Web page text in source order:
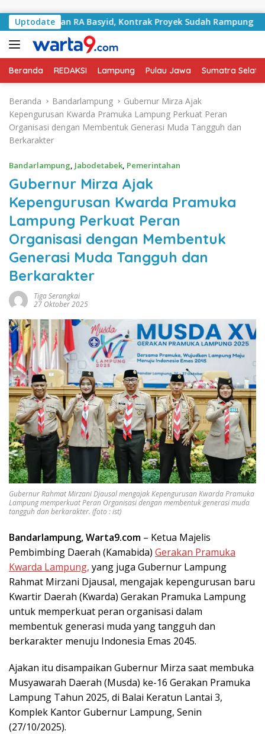
Uptodate
RA Basyid, Kontrak Proyek Sudah Rampung
Beranda REDAKSI Lampung Pulau Jawa Sumatra
Beranda Bandarlampung
Gubernur Mirza Ajak
Kepengurusan Kwarda Pramuka Lampung Perkuat Peran
Organisasi dengan Membentuk Generasi Muda Tangguh dan
Berkarakter
Bandarlampung, Jabodetabek, Pemerintahan
Gubernur Mirza Ajak
Kepengurusan Kwarda Pramuka
Lampung Perkuat Peran
Organisasi dengan Membentuk
Generasi Muda Tangguh dan
Berkarakter
Tiga Serangkai
27 Oktober 2025
Gubernur Rahmat Mirzani Djausal mengajak Kepengurusan Kwarda Pramuka
Lampung memperkuat Peran Organisasi dengan membentuk generasi muda
tangguh dan berkarakter. (foto : ist)
Bandarlampung, Warta9.com – Ketua Majelis
Pembimbing Daerah (Kamabida) Gerakan Pramuka
Kwarda Lampung, yang juga Gubernur Lampung
Rahmat Mirzani Djausal, mengajak kepengurusan baru
Kwartir Daerah (Kwarda) Gerakan Pramuka Lampung
untuk memperkuat peran organisasi dalam
membentuk generasi muda yang tangguh dan
berkarakter menuju Indonesia Emas 2045.
Ajakan itu disampaikan Gubernur Mirza saat membuka
Musyawarah Daerah (Musda) ke-16 Gerakan Pramuka
Lampung Tahun 2025, di Balai Keratun Lantai 3,
Komplek Kantor Gubernur Lampung, Senin
(27/10/2025).